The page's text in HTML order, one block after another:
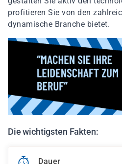
profitieren Sie von den
dynamische Branche bietet.
Die wichtigsten Fakten:
Dauer